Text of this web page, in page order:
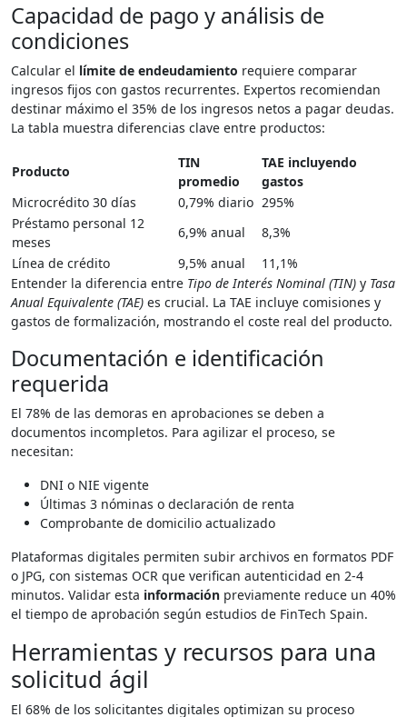
Capacidad de pago y análisis de
condiciones
Calcular el límite de endeudamiento requiere comparar
ingresos fijos con gastos recurrentes. Expertos recomiendan
destinar máximo el 35% de los ingresos netos a pagar deudas.
La tabla muestra diferencias clave entre productos:
Producto
TIN
promedio
TAE incluyendo
gastos
Microcrédito 30 días
0,79% diario 295%
Préstamo personal 12
meses
6,9% anual
8,3%
Línea de crédito
9,5% anual
11,1%
Entender la diferencia entre Tipo de Interés Nominal (TIN) y Tasa
Anual Equivalente (TAE) es crucial. La TAE incluye comisiones y
gastos de formalización, mostrando el coste real del producto.
Documentación e identificación
requerida
El 78% de las demoras en aprobaciones se deben a
documentos incompletos. Para agilizar el proceso, se
necesitan:
DNI o NIE vigente
Últimas 3 nóminas o declaración de renta
Comprobante de domicilio actualizado
Plataformas digitales permiten subir archivos en formatos PDF
o JPG, con sistemas OCR que verifican autenticidad en 2-4
minutos. Validar esta información previamente reduce un 40%
el tiempo de aprobación según estudios de FinTech Spain.
Herramientas y recursos para una
solicitud ágil
El 68% de los solicitantes digitales optimizan su proceso